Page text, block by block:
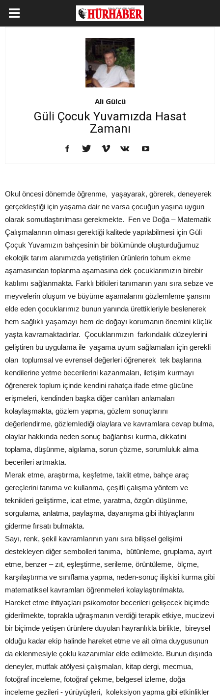
Ali Gülcü
Güli Çocuk Yuvamızda Hasat
Zamanı
Okul öncesi dönemde öğrenme, yaşayarak, görerek, deneyerek
gerçekleştiği için yaşama dair ne varsa çocuğun yaşına uygun
olarak somutlaştırılması gerekmekte. Fen ve Doğa – Matematik
Çalışmalarının olması gerektiği kalitede yapılabilmesi için Güli
Çoçuk Yuvamızın bahçesinin bir bölümünde oluşturduğumuz
ekolojik tarım alanımızda yetiştirilen ürünlerin tohum ekme
aşamasından toplanma aşamasına dek çocuklarımızın birebir
katılımı sağlanmakta. Farklı bitkileri tanımanın yanı sıra sebze ve
meyvelerin oluşum ve büyüme aşamalarını gözlemleme şansını
elde eden çocuklarımız bunun yanında ürettikleriyle beslenerek
hem sağlıklı yaşamayı hem de doğayı korumanın önemini küçük
yaşta kavramaktadırlar. Çocuklarımızın farkındalık düzeylerini
geliştiren bu uygulama ile yaşama uyum sağlamaları için gerekli
olan toplumsal ve evrensel değerleri öğrenerek tek başlarına
kendilerine yetme becerilerini kazanmaları, iletişim kurmayı
öğrenerek toplum içinde kendini rahatça ifade etme gücüne
erişmeleri, kendinden başka diğer canlıları anlamaları
kolaylaşmakta, gözlem yapma, gözlem sonuçlarını
değerlendirme, gözlemlediği olaylara ve kavramlara cevap bulma,
olaylar hakkında neden sonuç bağlantısı kurma, dikkatini
toplama, düşünme, algılama, sorun çözme, sorumluluk alma
becerileri artmakta.
Merak etme, araştırma, keşfetme, taklit etme, bahçe araç
gereçlerini tanıma ve kullanma, çeşitli çalışma yöntem ve
teknikleri geliştirme, icat etme, yaratma, özgün düşünme,
sorgulama, anlatma, paylaşma, dayanışma gibi ihtiyaçlarını
giderme fırsatı bulmakta.
Sayı, renk, şekil kavramlarının yanı sıra bilişsel gelişimi
destekleyen diğer sembolleri tanıma, bütünleme, gruplama, ayırt
etme, benzer – zıt, eşleştirme, serileme, örüntüleme, ölçme,
karşılaştırma ve sınıflama yapma, neden-sonuç ilişkisi kurma gibi
matematiksel kavramları öğrenmeleri kolaylaştırılmakta.
Hareket etme ihtiyaçları psikomotor becerileri gelişecek biçimde
giderilmekte, toprakla uğraşmanın verdiği terapik etkiye, mucizevi
bir biçimde yetişen ürünlere duyulan hayranlıkla birlikte, bireysel
olduğu kadar ekip halinde hareket etme ve ait olma duygusunun
da eklenmesiyle çoklu kazanımlar elde edilmekte. Bunun dışında
deneyler, mutfak atölyesi çalışmaları, kitap dergi, mecmua,
fotoğraf inceleme, fotoğraf çekme, belgesel izleme, doğa
inceleme gezileri - yürüyüşleri, koleksiyon yapma gibi etkinlikler